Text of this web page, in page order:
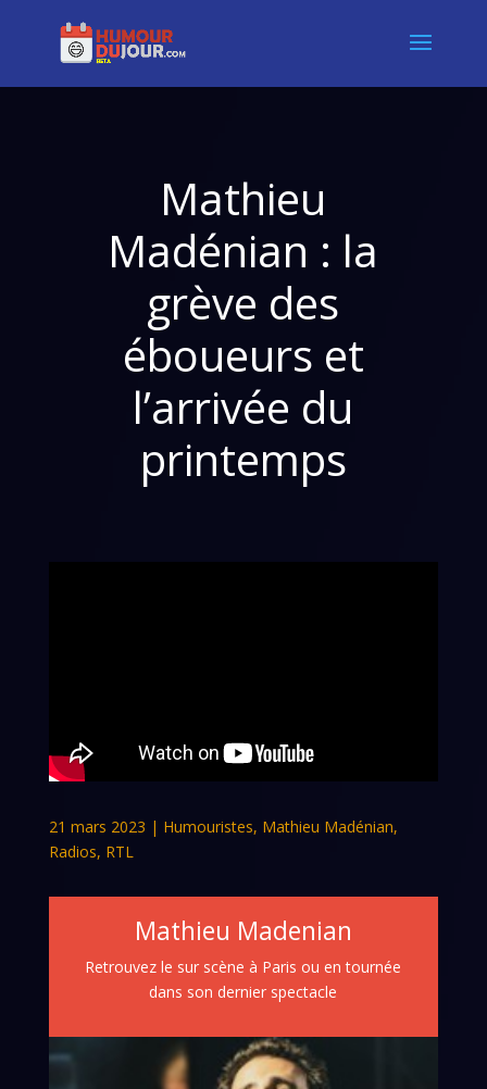
Mathieu
Madénian : la
grève des
éboueurs et
l’arrivée du
printemps
21 mars 2023 | Humouristes, Mathieu Madénian,
Radios, RTL
Mathieu Madenian
Retrouvez le sur scène à Paris ou en tournée
dans son dernier spectacle